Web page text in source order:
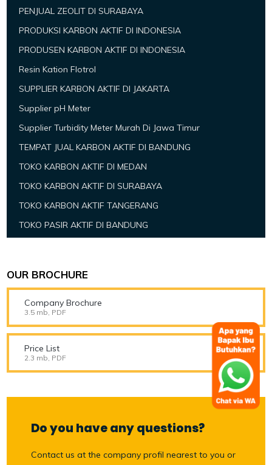
PENJUAL ZEOLIT DI SURABAYA
PRODUKSI KARBON AKTIF DI INDONESIA
PRODUSEN KARBON AKTIF DI INDONESIA
Resin Kation Flotrol
SUPPLIER KARBON AKTIF DI JAKARTA
Supplier pH Meter
Supplier Turbidity Meter Murah Di Jawa Timur
TEMPAT JUAL KARBON AKTIF DI BANDUNG
TOKO KARBON AKTIF DI MEDAN
TOKO KARBON AKTIF DI SURABAYA
TOKO KARBON AKTIF TANGERANG
TOKO PASIR AKTIF DI BANDUNG
OUR BROCHURE
Company Brochure
3.5 mb, PDF
Price List
2.3 mb, PDF
Do you have any questions?
Contact us at the company profil nearest to you or